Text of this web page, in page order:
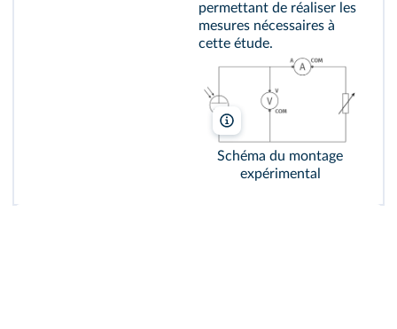
permettant de réaliser les
mesures nécessaires à
cette étude.
Schéma du montage
expérimental